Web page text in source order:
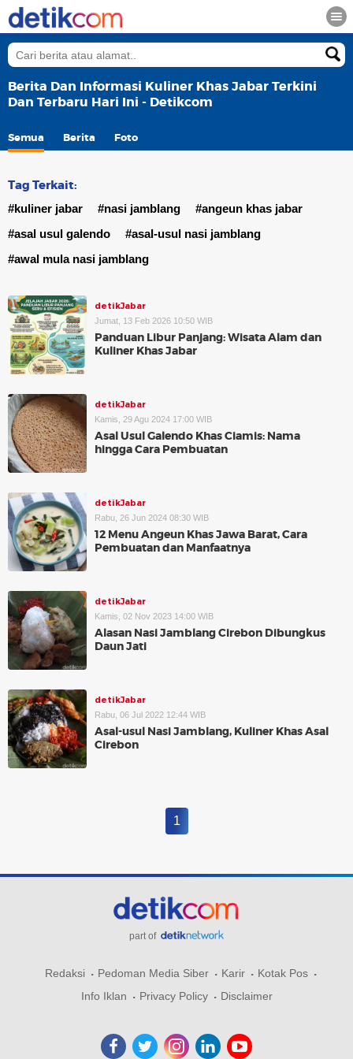
Berita Dan Informasi Kuliner Khas Jabar Terkini
Dan Terbaru Hari Ini - Detikcom
Semua Berita Foto
Tag Terkait:
#kuliner jabar #nasi jamblang
#angeun khas jabar
#asal usul galendo
#asal-usul nasi jamblang
#awal mula nasi jamblang
detikJabar
Jumat, 13 Feb 2026 10:50 WIB
Panduan Libur Panjang: Wisata Alam dan
Kuliner Khas Jabar
detikJabar
Kamis, 29 Agu 2024 17:00 WIB
Asal Usul Galendo Khas Ciamis: Nama
hingga Cara Pembuatan
detikJabar
Rabu, 26 Jun 2024 08:30 WIB
12 Menu Angeun Khas Jawa Barat, Cara
Pembuatan dan Manfaatnya
detikJabar
Kamis, 02 Nov 2023 14:00 WIB
Alasan Nasi Jamblang Cirebon Dibungkus
Daun Jati
detikJabar
Rabu, 06 Jul 2022 12:44 WIB
Asal-usul Nasi Jamblang, Kuliner Khas Asal
Cirebon
1
part of
Redaksi Pedoman Media Siber Karir
Kotak Pos
Info Iklan
Privacy Policy Disclaimer